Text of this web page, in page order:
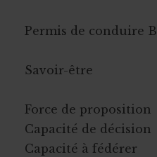
Permis de conduire B
Savoir-être
Force de proposition
Capacité de décision
Capacité à fédérer